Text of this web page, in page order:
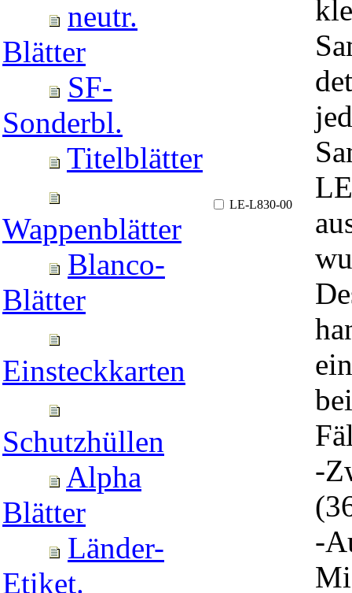
neutr.
Blätter
SF-
Sonderbl.
Titelblätter
Wappenblätter
Blanco-
Blätter
Einsteckkarten
Schutzhüllen
Alpha
Blätter
Länder-
Etiket.
LE-L830-00
-
-